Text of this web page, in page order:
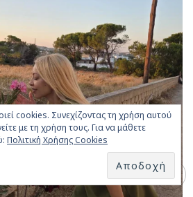
cookies. Συνεχίζοντας τη χρήση αυτού
με τη χρήση τους. Για να μάθετε
Πολιτική Χρήσης Cookies